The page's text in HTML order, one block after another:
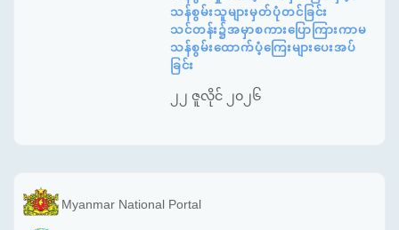
သန်စွမ်းသူများမှတ်ပုံတင်ခြင်း
သင်တန်း၌အမှာစကားပြောကြားကာမ
သန်စွမ်းထောက်ပံ့ကြေးများပေးအပ်
ခြင်း
၂၂ ဇူလိုင် ၂၀၂၆
Myanmar National Portal